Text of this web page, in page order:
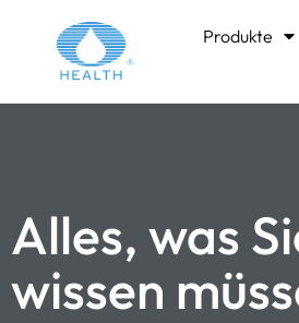
Produkte
Alles, was
wissen